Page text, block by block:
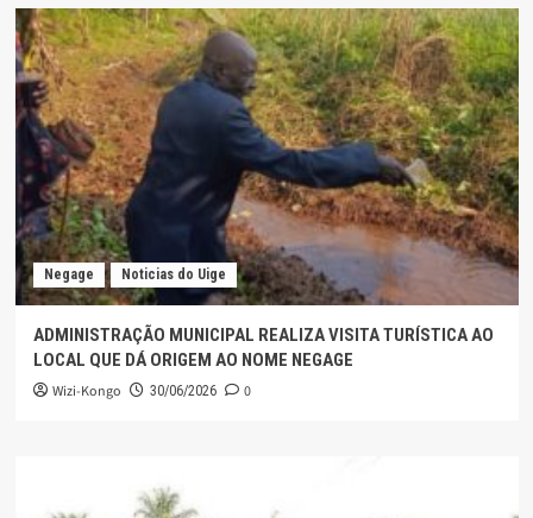
Negage Noticias do Uige
ADMINISTRAÇÃO MUNICIPAL REALIZA VISITA TURÍSTICA AO
LOCAL QUE DÁ ORIGEM AO NOME NEGAGE
Wizi-Kongo 30/06/2026 0